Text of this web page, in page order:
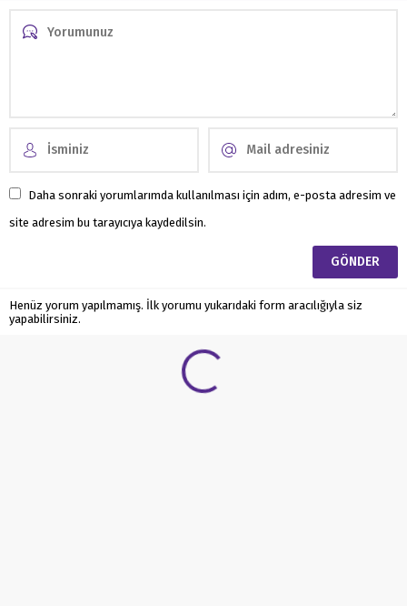
Daha sonraki yorumlarımda kullanılması için adım, e-posta adresim ve
site adresim bu tarayıcıya kaydedilsin.
Henüz yorum yapılmamış. İlk yorumu yukarıdaki form aracılığıyla siz
yapabilirsiniz.